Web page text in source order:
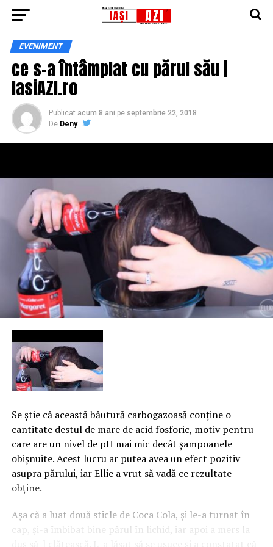
EVENIMENT
ce s-a întâmplat cu părul său |
IasiAZI.ro
Publicat acum 8 ani pe septembrie 22, 2018
De Deny
Se ştie că această băutură carbogazoasă conţine o
cantitate destul de mare de acid fosforic, motiv pentru
care are un nivel de pH mai mic decât şampoanele
obişnuite. Acest lucru ar putea avea un efect pozitiv
asupra părului, iar Ellie a vrut să vadă ce rezultate
obţine.
Aşa că a luat două sticle de Coca Cola, şi le-a turnat în
cap, şi-a îmbibat bine părul în lichid, iar apoi a mers la